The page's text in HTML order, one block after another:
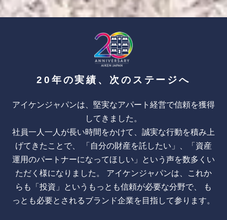
20年の実績、次のステージへ
アイケンジャパンは、堅実なアパート経営で信頼を獲得
してきました。
社員一人一人が長い時間をかけて、誠実な行動を積み上
げてきたことで、
「自分の財産を託したい」、「資産
運用のパートナーになってほしい」
​という声を数多くい
ただく様になりました。
アイケンジャパンは、これか
らも「投資」というもっとも信頼が必要な分野で、
も
っとも必要とされるブランド企業を目指して参ります。